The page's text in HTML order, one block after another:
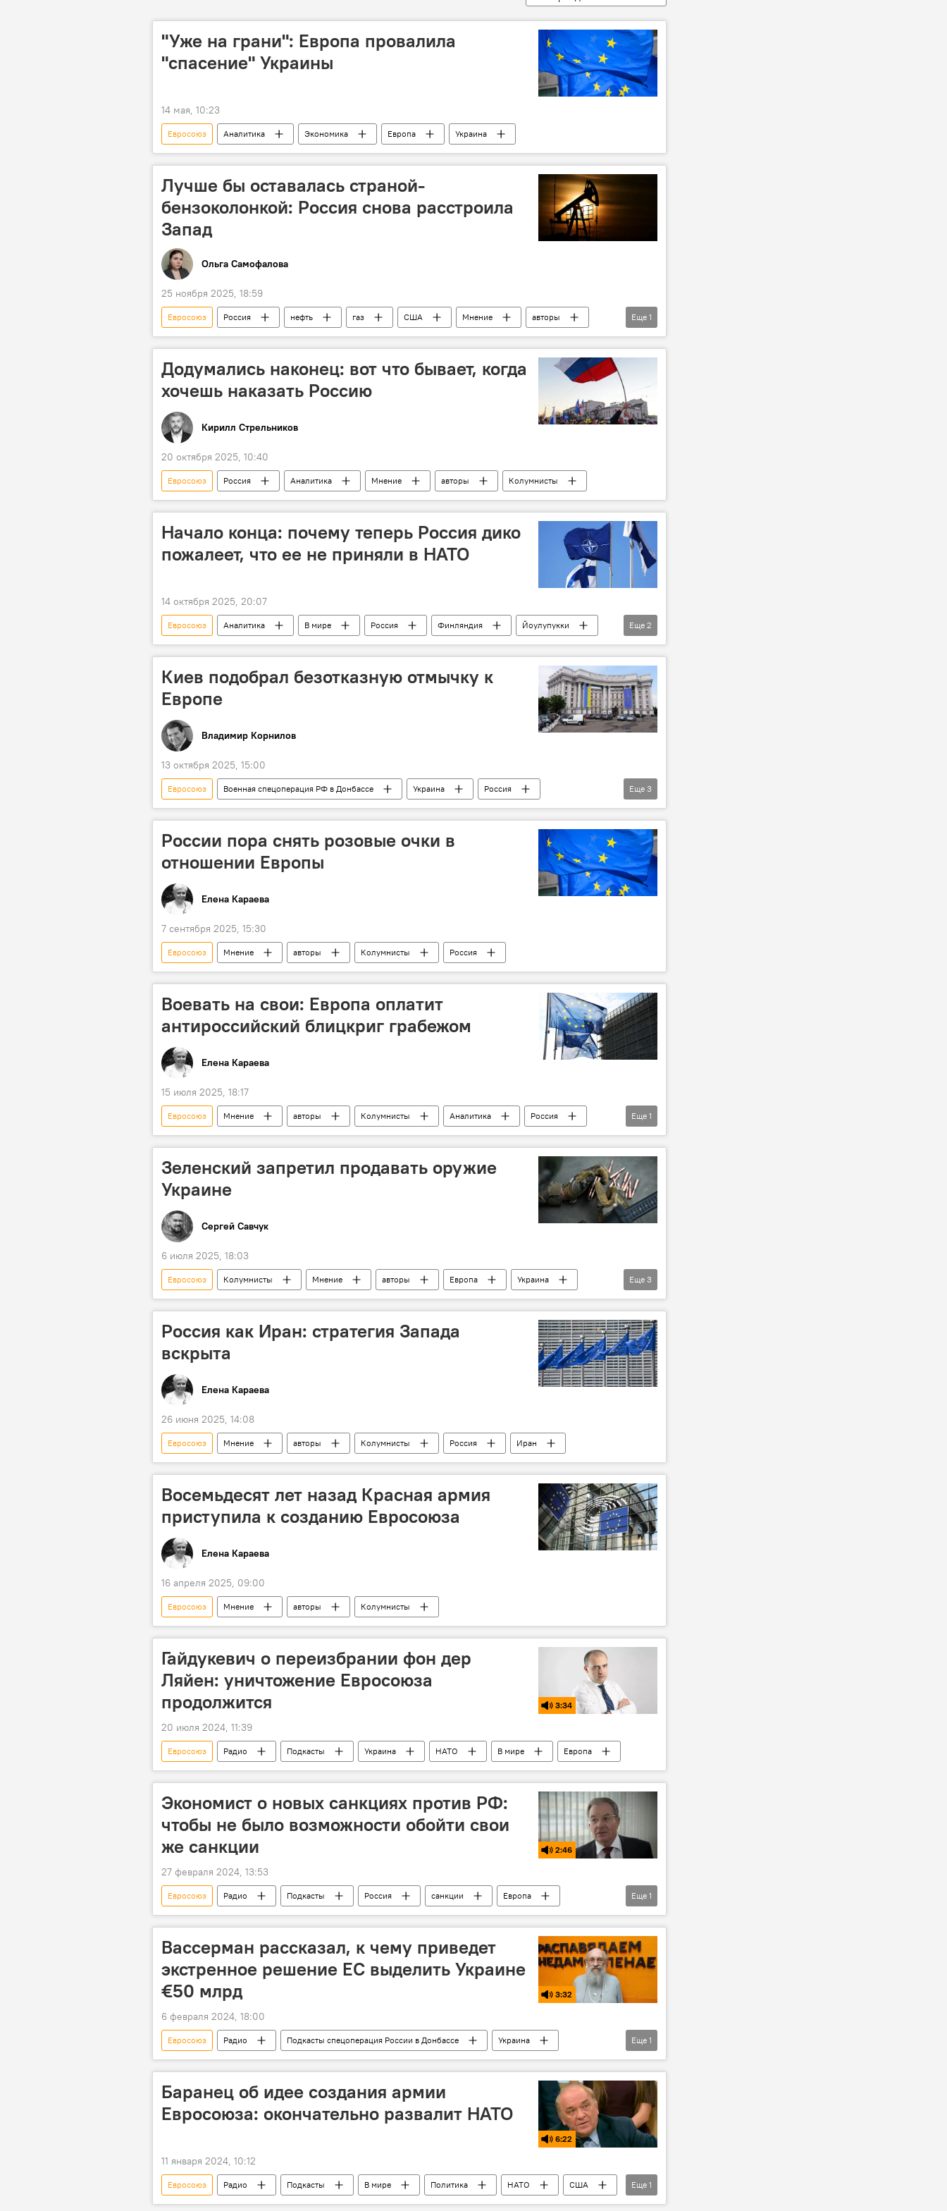
"Уже на грани": Европа провалила
"спасение" Украины
14 мая, 10:23
Евросоюз Аналитика Экономика Европа Украина
Лучше бы оставалась страной-
бензоколонкой: Россия снова расстроила
Запад
Ольга Самофалова
25 ноября 2025, 18:59
Евросоюз Россия нефть газ США Мнение
авторы
Колумнисты
Еще 1
Додумались наконец: вот что бывает, когда
хочешь наказать Россию
Кирилл Стрельников
20 октября 2025, 10:40
Евросоюз Россия Аналитика Мнение авторы Колумнисты
Начало конца: почему теперь Россия дико
пожалеет, что ее не приняли в НАТО
14 октября 2025, 20:07
Евросоюз Аналитика В мире Россия Финляндия
Йоулупукки
Дмитрий Медведев
НАТО
Еще 2
Киев подобрал безотказную отмычку к
Европе
Владимир Корнилов
13 октября 2025, 15:00
Евросоюз Военная спецоперация РФ в Донбассе Украина
Россия
Аналитика
Мнение авторы Колумнисты
Еще 3
России пора снять розовые очки в
отношении Европы
Елена Караева
7 сентября 2025, 15:30
Евросоюз Мнение авторы Колумнисты Россия
Воевать на свои: Европа оплатит
антироссийский блицкриг грабежом
Елена Караева
15 июля 2025, 18:17
Евросоюз Мнение авторы Колумнисты Аналитика
Россия
Украина
Еще 1
Зеленский запретил продавать оружие
Украине
Сергей Савчук
6 июля 2025, 18:03
Евросоюз Колумнисты Мнение авторы Европа
Украина
Аналитика
санкции Северный поток
Еще 3
Россия как Иран: стратегия Запада
вскрыта
Елена Караева
26 июня 2025, 14:08
Евросоюз Мнение авторы Колумнисты Россия Иран
Восемьдесят лет назад Красная армия
приступила к созданию Евросоюза
Елена Караева
16 апреля 2025, 09:00
Евросоюз Мнение авторы Колумнисты
Гайдукевич о переизбрании фон дер
Ляйен: уничтожение Евросоюза
продолжится
3:34
20 июля 2024, 11:39
Евросоюз Радио Подкасты Украина НАТО В мире Европа
Экономист о новых санкциях против РФ:
чтобы не было возможности обойти свои
же санкции
2:46
27 февраля 2024, 13:53
Евросоюз Радио Подкасты Россия санкции
Европа
НАТО
США
Еще 1
Вассерман рассказал, к чему приведет
экстренное решение ЕС выделить Украине
€50 млрд
3:32
6 февраля 2024, 18:00
Евросоюз Радио Подкасты спецоперация России в Донбассе
Украина
Россия
спецоперация
Еще 1
Баранец об идее создания армии
Евросоюза: окончательно развалит НАТО
6:22
11 января 2024, 10:12
Евросоюз Радио Подкасты В мире Политика НАТО
США
безопасность
Еще 1